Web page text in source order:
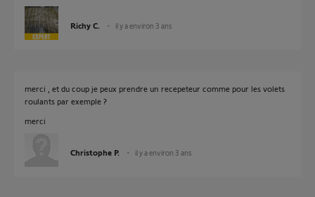
Richy C. il y a environ 3 ans
merci , et du coup je peux prendre un recepeteur comme pour les volets
roulants par exemple ?
merci
Christophe P. il y a environ 3 ans